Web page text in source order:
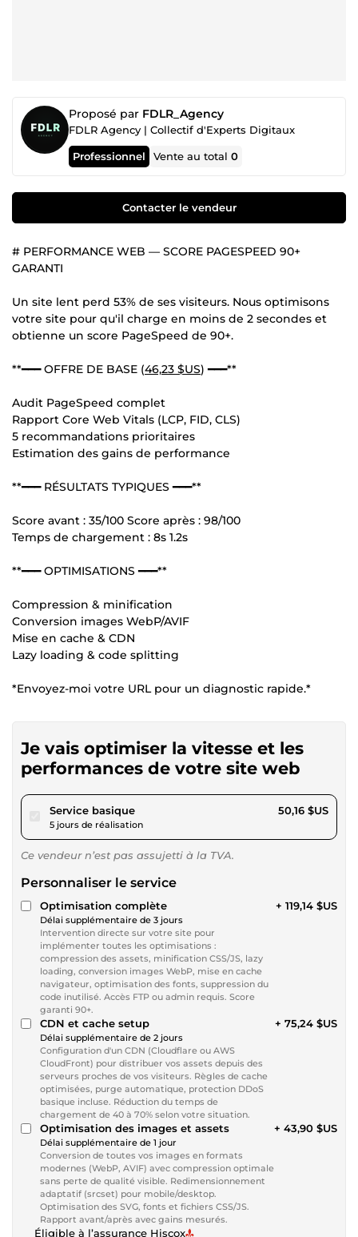
Proposé par FDLR_Agency
FDLR Agency | Collectif d'Experts Digitaux
Professionnel Vente au total0
Contacter le vendeur
# PERFORMANCE WEB — SCORE PAGESPEED 90+
GARANTI
Un site lent perd 53% de ses visiteurs. Nous optimisons
votre site pour qu'il charge en moins de 2 secondes et
obtienne un score PageSpeed de 90+.
**━━━ OFFRE DE BASE (46,23 $US) ━━━**
Audit PageSpeed complet
Rapport Core Web Vitals (LCP, FID, CLS)
5 recommandations prioritaires
Estimation des gains de performance
**━━━ RÉSULTATS TYPIQUES ━━━**
Score avant : 35/100 Score après : 98/100
Temps de chargement : 8s 1.2s
**━━━ OPTIMISATIONS ━━━**
Compression & minification
Conversion images WebP/AVIF
Mise en cache & CDN
Lazy loading & code splitting
*Envoyez-moi votre URL pour un diagnostic rapide.*
Je vais optimiser la vitesse et les
performances de votre site web
Service basiquepour 46,23 $US
5 jours de réalisation
50,16 $US
Ce vendeur n’est pas assujetti à la TVA.
Personnaliser le service
Optimisation complète
Délai supplémentaire de 3 jours
Intervention directe sur votre site pour
implémenter toutes les optimisations :
compression des assets, minification CSS/JS, lazy
loading, conversion images WebP, mise en cache
navigateur, optimisation des fonts, suppression du
code inutilisé. Accès FTP ou admin requis. Score
garanti 90+.
+ 119,14 $US
CDN et cache setup
Délai supplémentaire de 2 jours
Configuration d'un CDN (Cloudflare ou AWS
CloudFront) pour distribuer vos assets depuis des
serveurs proches de vos visiteurs. Règles de cache
optimisées, purge automatique, protection DDoS
basique incluse. Réduction du temps de
chargement de 40 à 70% selon votre situation.
+ 75,24 $US
Optimisation des images et assets
Délai supplémentaire de 1 jour
Conversion de toutes vos images en formats
modernes (WebP, AVIF) avec compression optimale
sans perte de qualité visible. Redimensionnement
adaptatif (srcset) pour mobile/desktop.
Optimisation des SVG, fonts et fichiers CSS/JS.
Rapport avant/après avec gains mesurés.
+ 43,90 $US
Éligible à l’assurance Hiscox